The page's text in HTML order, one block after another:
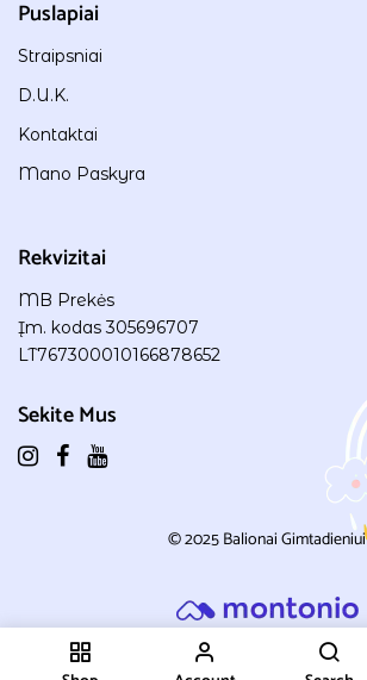
Puslapiai
Straipsniai
D.U.K.
Kontaktai
Mano Paskyra
Rekvizitai
MB Prekės
Įm. kodas 305696707
LT767300010166878652
Sekite Mus
© 2025Balionai Gimtadieniui